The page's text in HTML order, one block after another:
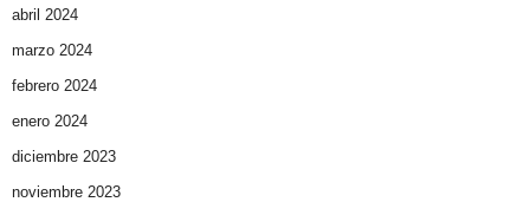
abril 2024
marzo 2024
febrero 2024
enero 2024
diciembre 2023
noviembre 2023